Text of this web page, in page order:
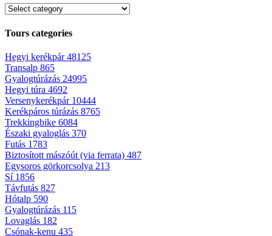
Tours categories
Hegyi kerékpár48125
Transalp 865
Gyalogtúrázás 24995
Hegyi túra 4692
Versenykerékpár 10444
Kerékpáros túrázás 8765
Trekkingbike 6084
Északi gyaloglás 370
Futás 1783
Biztosított mászóút (via ferrata) 487
Egysoros görkorcsolya 213
Sí 1856
Távfutás 827
Hótalp 590
Gyalogtúrázás 115
Lovaglás 182
Csónak-kenu 435